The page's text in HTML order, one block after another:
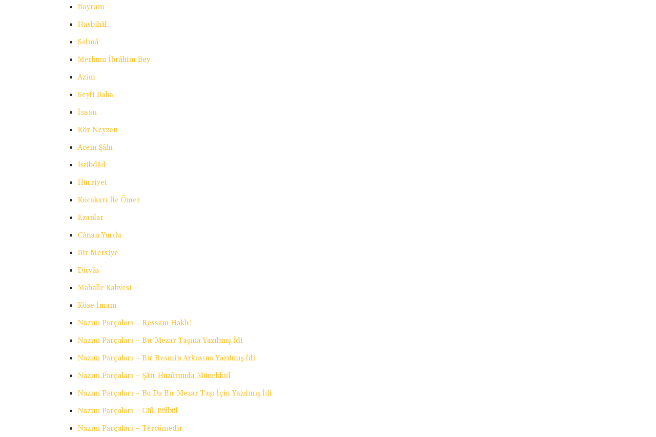
Bayram
Hasbihâl
Selmâ
Merhum İbrâhim Bey
Azim
Seyfi Baba
İnsan
Kör Neyzen
Acem Şâhı
İstibdâd
Hürriyet
Kocakarı İle Ömer
Ezanlar
Cânan Yurdu
Bir Mersiye
Dirvâs
Mahalle Kahvesi
Köse İmam
Nazım Parçaları – Ressam Haklı!
Nazım Parçaları – Bir Mezar Taşına Yazılmış İdi
Nazım Parçaları – Bir Resmin Arkasına Yazılmış İdi
Nazım Parçaları – Şâir Huzûrunda Münekkid
Nazım Parçaları – Bu Da Bir Mezar Taşı İçin Yazılmış İdi
Nazım Parçaları – Gül, Bülbül
Nazım Parçaları – Tercümedir